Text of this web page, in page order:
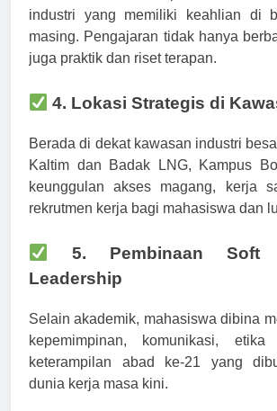
industri yang memiliki keahlian di
masing. Pengajaran tidak hanya
juga praktik dan riset terapan.
4. Lokasi Strategis di
Berada di dekat kawasan industri
Kaltim dan Badak LNG, Kampus
keunggulan akses magang, kerja
rekrutmen kerja bagi mahasiswa dan
5. Pembinaan Soft
Leadership
Selain akademik, mahasiswa dibina
kepemimpinan, komunikasi,
keterampilan abad ke-21 yang
dunia kerja masa kini.